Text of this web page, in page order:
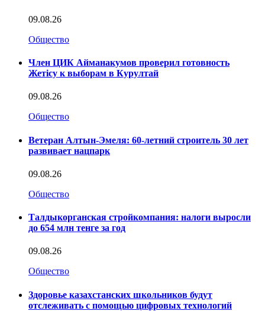
09.08.26
Общество
Член ЦИК Айманакумов проверил готовность
Жетісу к выборам в Курултай
09.08.26
Общество
Ветеран Алтын-Эмеля: 60-летний строитель 30 лет
развивает нацпарк
09.08.26
Общество
Талдыкорганская стройкомпания: налоги выросли
до 654 млн тенге за год
09.08.26
Общество
Здоровье казахстанских школьников будут
отслеживать с помощью цифровых технологий